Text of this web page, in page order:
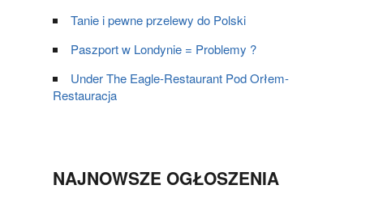
Tanie i pewne przelewy do Polski
Paszport w Londynie = Problemy ?
Under The Eagle-Restaurant Pod Orłem-
Restauracja
NAJNOWSZE OGŁOSZENIA